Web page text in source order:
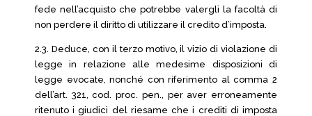
fede nell’acquisto che potrebbe valergli la facoltà di
non perdere il diritto di utilizzare il credito d’imposta.
2.3. Deduce, con il terzo motivo, il vizio di violazione di
legge in relazione alle medesime disposizioni di
legge evocate, nonché con riferimento al comma 2
dell’art. 321, cod. proc. pen., per aver erroneamente
ritenuto i giudici del riesame che i crediti di imposta